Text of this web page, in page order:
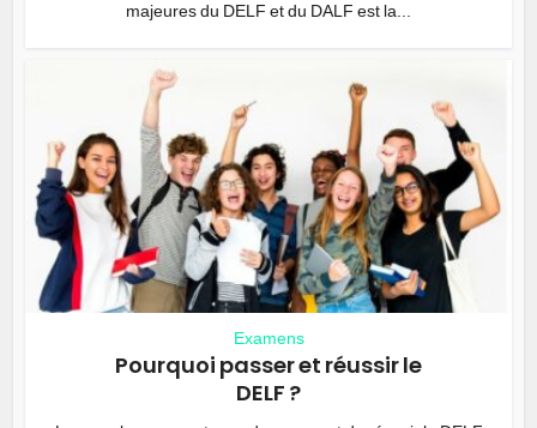
majeures du DELF et du DALF est la...
Examens
Pourquoi passer et réussir le
DELF ?